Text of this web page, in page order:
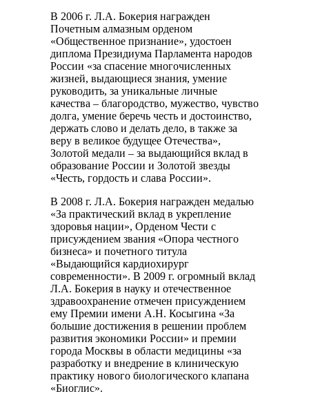
В 2006 г. Л.А. Бокерия награжден
Почетным алмазным орденом
«Общественное признание», удостоен
диплома Президиума Парламента народов
России «за спасение многочисленных
жизней, выдающиеся знания, умение
руководить, за уникальные личные
качества – благородство, мужество, чувство
долга, умение беречь честь и достоинство,
держать слово и делать дело, в также за
веру в великое будущее Отечества»,
Золотой медали – за выдающийся вклад в
образование России и Золотой звезды
«Честь, гордость и слава России».
В 2008 г. Л.А. Бокерия награжден медалью
«За практический вклад в укрепление
здоровья нации», Орденом Чести с
присуждением звания «Опора честного
бизнеса» и почетного титула
«Выдающийся кардиохирург
современности». В 2009 г. огромный вклад
Л.А. Бокерия в науку и отечественное
здравоохранение отмечен присуждением
ему Премии имени А.Н. Косыгина «За
большие достижения в решении проблем
развития экономики России» и премии
города Москвы в области медицины «за
разработку и внедрение в клиническую
практику нового биологического клапана
«Биоглис».